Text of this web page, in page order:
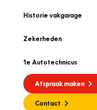
Historie vakgarage
Zekerheden
1e Autotechnicus
Afspraak maken
Contact